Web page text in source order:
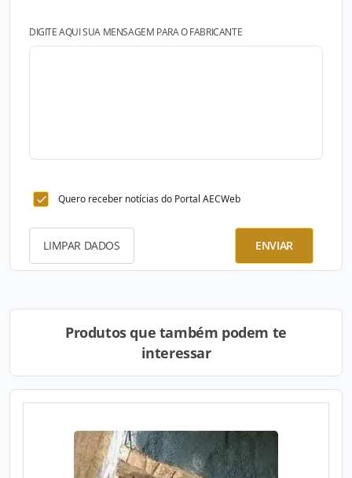
DIGITE AQUI SUA MENSAGEM PARA O FABRICANTE
Quero receber notícias do Portal AECWeb
LIMPAR DADOS ENVIAR
Produtos que também podem te
interessar